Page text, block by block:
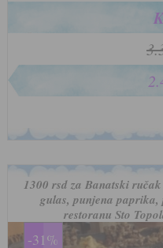
1300 rsd za Banatski
gulas, punjena paprika,
restoranu Sto
-31%